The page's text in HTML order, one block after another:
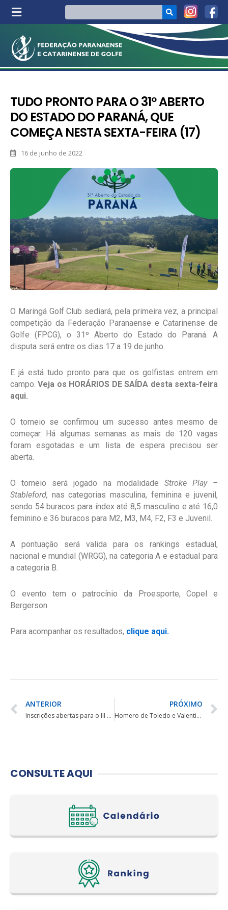
TUDO PRONTO PARA O 31º ABERTO
DO ESTADO DO PARANÁ, QUE
COMEÇA NESTA SEXTA-FEIRA (17)
16 de junho de 2022
O Maringá Golf Club sediará, pela primeira vez, a principal
competição da Federação Paranaense e Catarinense de
Golfe (FPCG), o 31º Aberto do Estado do Paraná. A
disputa será entre os dias 17 a 19 de junho.
E já está tudo pronto para que os golfistas entrem em
campo.Veja os HORÁRIOS DE SAÍDA desta sexta-feira
aqui.
O torneio se confirmou um sucesso antes mesmo de
começar. Há algumas semanas as mais de 120 vagas
foram esgotadas e um lista de espera precisou ser
aberta.
O torneio será jogado na modalidade Stroke Play –
Stableford, nas categorias masculina, feminina e juvenil,
sendo 54 buracos para índex até 8,5 masculino e até 16,0
feminino e 36 buracos para M2, M3, M4, F2, F3 e Juvenil.
A pontuação será valida para os rankings estadual,
nacional e mundial (WRGG), na categoria A e estadual para
a categoria B.
O evento tem o patrocínio da Proesporte, Copel e
Bergerson.
Para acompanhar os resultados, clique aqui.
ANTERIOR
Inscrições abertas para o III Night Golf Aguativa
PRÓXIMO
Homero de Toledo e Valentina Bosselmann são os campeões do 31º Aberto do Estado do Paraná
CONSULTE AQUI